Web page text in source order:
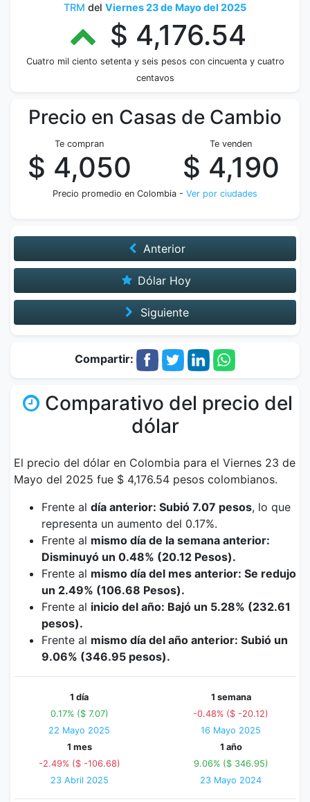
TRM del Viernes 23 de Mayo del 2025
$ 4,176.54
Cuatro mil ciento setenta y seis pesos con cincuenta y cuatro
centavos
Precio en Casas de Cambio
Te compran
$ 4,050
Te venden
$ 4,190
Precio promedio en Colombia - Ver por ciudades
Anterior
Dólar Hoy
Siguiente
Compartir:
Comparativo del precio del
dólar
El precio del dólar en Colombia para el Viernes 23 de
Mayo del 2025 fue $ 4,176.54 pesos colombianos.
Frente al día anterior: Subió 7.07 pesos, lo que
representa un aumento del 0.17%.
Frente al mismo día de la semana anterior:
Disminuyó un 0.48% (20.12 Pesos).
Frente al mismo día del mes anterior: Se redujo
un 2.49% (106.68 Pesos).
Frente al inicio del año: Bajó un 5.28% (232.61
pesos).
Frente al mismo día del año anterior: Subió un
9.06% (346.95 pesos).
1 día
0.17% ($ 7.07)
22 Mayo 2025
1 semana
-0.48% ($ -20.12)
16 Mayo 2025
1 mes
-2.49% ($ -106.68)
23 Abril 2025
1 año
9.06% ($ 346.95)
23 Mayo 2024